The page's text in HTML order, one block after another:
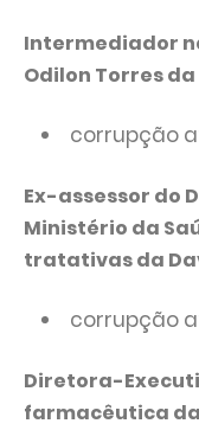
Intermediador
Odilon Torres
corrupção
Ex-assessor do
Ministério da
tratativas da
corrupção
Diretora-
farmacêutica